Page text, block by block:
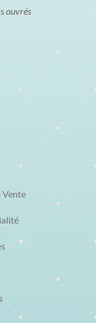
ouvrés
Vente